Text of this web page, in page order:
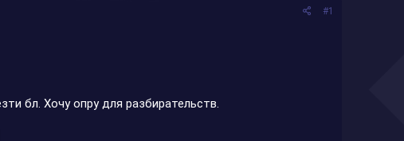
#1
бл. Хочу опру для разбирательств.